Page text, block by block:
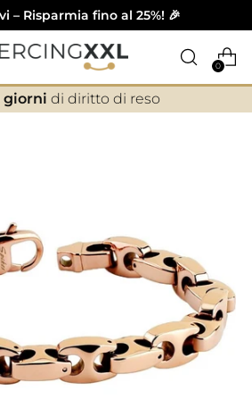
– Risparmia fino al 25%! 🎉
0
✕
giorni di diritto di reso